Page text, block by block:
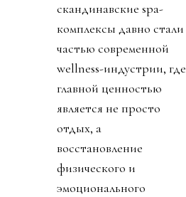
скандинавские spa-
комплексы давно стали
частью современной
wellness-индустрии, где
главной ценностью
является не просто
отдых, а
восстановление
физического и
эмоционального